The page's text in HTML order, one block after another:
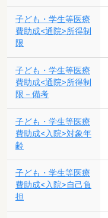
子ども・学生等医療
費助成<通院>所得制
限
子ども・学生等医療
費助成<通院>所得制
限－備考
子ども・学生等医療
費助成<入院>対象年
齢
子ども・学生等医療
費助成<入院>自己負
担